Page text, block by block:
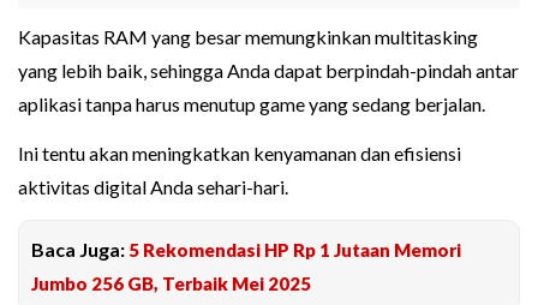
Kapasitas RAM yang besar memungkinkan multitasking
yang lebih baik, sehingga Anda dapat berpindah-pindah antar
aplikasi tanpa harus menutup game yang sedang berjalan.
Ini tentu akan meningkatkan kenyamanan dan efisiensi
aktivitas digital Anda sehari-hari.
Baca Juga: 5 Rekomendasi HP Rp 1 Jutaan Memori
Jumbo 256 GB, Terbaik Mei 2025